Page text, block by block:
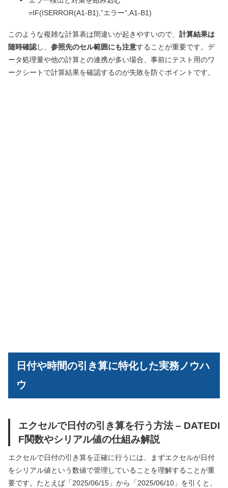
=IF(ISERROR(A1-B1),”エラー”,A1-B1)
このような複雑な計算表は間違いが起きやすいので、 計算結果は
随時確認し、 参照先のセル範囲にも注意することが重要です。デ
ータ処理量や他の計算との連携が多い場合、事前にテスト用のワ
ークシートで計算結果を確認するのが失敗を防ぐポイントです。
日付や時間の引き算に特化した実務ノウハ
ウ
エクセルで日付の引き算を行う方法 – DATEDI
F関数やシリアル値の仕組み解説
エクセルで日付の引き算を正確に行うには、まずエクセルが日付
をシリアル値という数値で管理していることを理解することが重
要です。たとえば「2025/06/15」から「2025/06/10」を引くと、